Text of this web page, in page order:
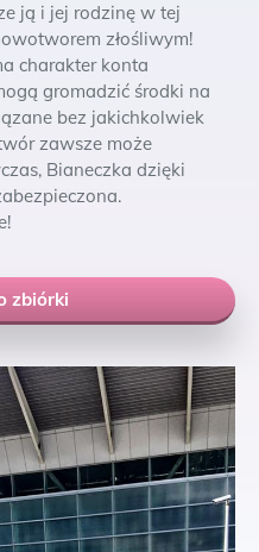
ją i jej rodzinę w tej
złośliwym!
charakter konta
gromadzić środki na
bez jakichkolwiek
zawsze może
Bianeczka dzięki
zbiórki